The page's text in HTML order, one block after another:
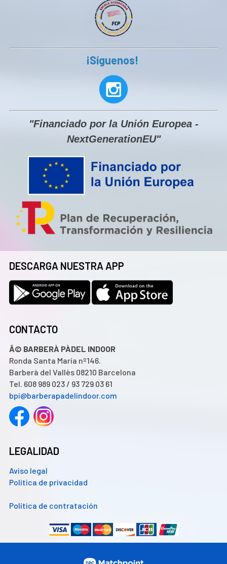
¡Síguenos!
"Financiado por la Unión Europea -
NextGenerationEU"
DESCARGA NUESTRA APP
CONTACTO
Â© BARBERÀ PÀDEL INDOOR
Ronda Santa María nº146.
Barberà del Vallès 08210 Barcelona
Tel. 608 989 023 / 93 729 03 61
bpi@barberapadelindoor.com
LEGALIDAD
Aviso legal
Política de privacidad
Política de contratación